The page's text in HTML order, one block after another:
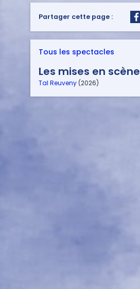
Partager cette page :
Tous les spectacles
Les mises en scène
Tal Reuveny (2026)